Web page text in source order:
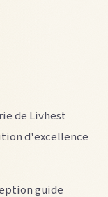
de Livhest
d'excellence
guide